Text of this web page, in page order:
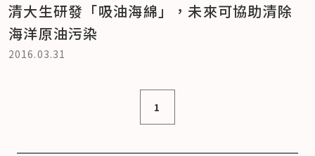
清大生研發「吸油海綿」，未來可協助清除
海洋原油污染
2016.03.31
1